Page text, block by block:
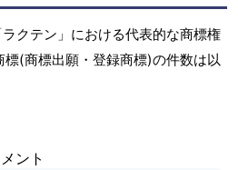
クテン」における代表的な商標権
(商標出願・登録商標)の件数は以
ント